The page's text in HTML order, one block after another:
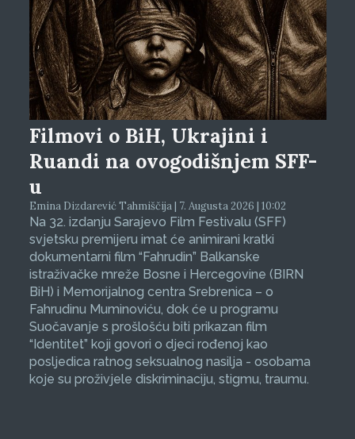
Filmovi o BiH, Ukrajini i
Ruandi na ovogodišnjem SFF-
u
Emina Dizdarević Tahmiščija | 7. Augusta 2026 | 10:02
Na 32. izdanju Sarajevo Film Festivalu (SFF)
svjetsku premijeru imat će animirani kratki
dokumentarni film “Fahrudin” Balkanske
istraživačke mreže Bosne i Hercegovine (BIRN
BiH) i Memorijalnog centra Srebrenica – o
Fahrudinu Muminoviću, dok će u programu
Suočavanje s prošlošću biti prikazan film
“Identitet” koji govori o djeci rođenoj kao
posljedica ratnog seksualnog nasilja - osobama
koje su proživjele diskriminaciju, stigmu, traumu.